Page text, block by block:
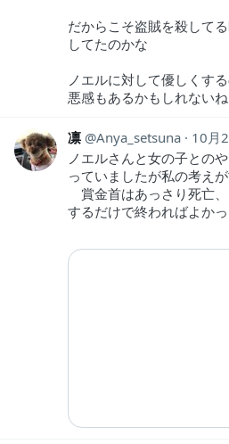
だからこそ盗賊を殺して
してたのかな
ノエルに対して優しくす
悪感もあるかもしれないね
凛 Anya_setsuna
10月
ノエルさんと女の子との
っていましたが私の考えが
賞金首はあっさり死亡
するだけで終わればよか